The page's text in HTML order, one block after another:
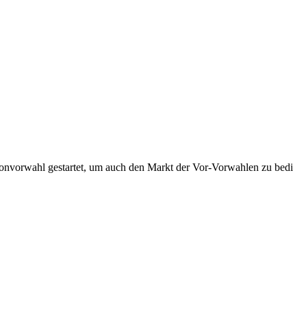
gestartet, um auch den Markt der Vor-Vorwahlen zu